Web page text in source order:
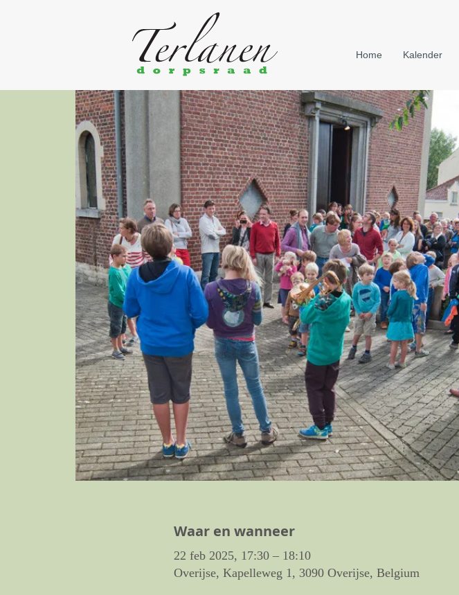
Home Kalender
Waar en wanneer
22 feb 2025, 17:30 – 18:10
Overijse, Kapelleweg 1, 3090 Overijse, Belgium